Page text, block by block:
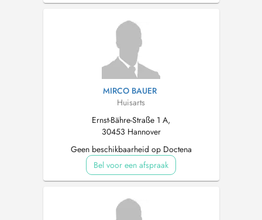
MIRCO BAUER
Huisarts
Ernst-Bähre-Straße 1 A,
30453 Hannover
Geen beschikbaarheid op Doctena
Bel voor een afspraak